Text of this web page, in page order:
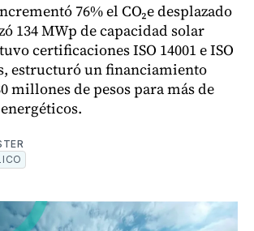
76% el CO₂e desplazado
134 MWp de capacidad solar
certificaciones ISO 14001 e ISO
estructuró un financiamiento
millones de pesos para más de